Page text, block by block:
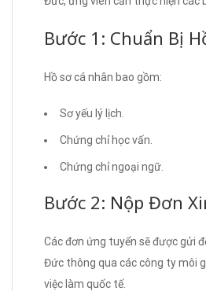
Bước 1: Chuẩn Bị
Hồ sơ cá nhân bao gồm:
Sơ yếu lý lịch.
Chứng chỉ học vấn.
Chứng chỉ ngoại ngữ.
Bước 2: Nộp Đơn
Các đơn ứng tuyển sẽ được gửi
Đức thông qua các công ty môi
việc làm quốc tế.